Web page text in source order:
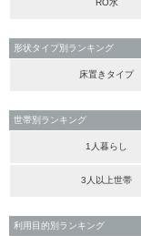
RO水
形状タイプ別ランキング
床置きタイプ
世帯別ランキング
1人暮らし
3人以上世帯
利用目的別ランキング